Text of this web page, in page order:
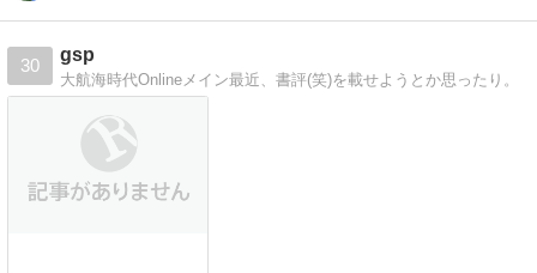
30
gsp
大航海時代Onlineメイン最近、書評(笑)を載せようとか思ったり。